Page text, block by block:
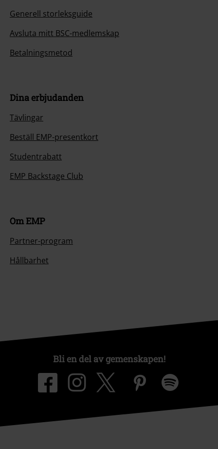
Generell storleksguide
Avsluta mitt BSC-medlemskap
Betalningsmetod
Dina erbjudanden
Tävlingar
Beställ EMP-presentkort
Studentrabatt
EMP Backstage Club
Om EMP
Partner-program
Hållbarhet
Bli en del av gemenskapen!